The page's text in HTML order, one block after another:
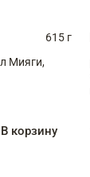
615 г
Мияги,
В корзину